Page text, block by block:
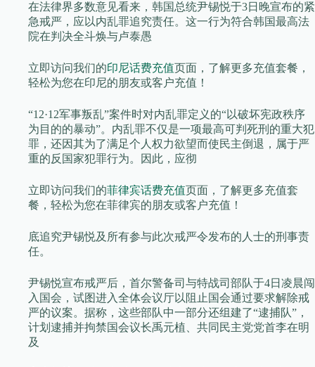
在法律界多数意见看来，韩国总统尹锡悦于3日晚宣布的紧
急戒严，应以内乱罪追究责任。这一行为符合韩国最高法
院在判决全斗焕与卢泰愚
立即访问我们的印尼话费充值页面，了解更多充值套餐，
轻松为您在印尼的朋友或客户充值！
“12·12军事叛乱”案件时对内乱罪定义的“以破坏宪政秩序
为目的的暴动”。内乱罪不仅是一项最高可判死刑的重大犯
罪，还因其为了满足个人权力欲望而使民主倒退，属于严
重的反国家犯罪行为。因此，应彻
立即访问我们的菲律宾话费充值页面，了解更多充值套
餐，轻松为您在菲律宾的朋友或客户充值！
底追究尹锡悦及所有参与此次戒严令发布的人士的刑事责
任。
尹锡悦宣布戒严后，首尔警备司与特战司部队于4日凌晨闯
入国会，试图进入全体会议厅以阻止国会通过要求解除戒
严的议案。据称，这些部队中一部分还组建了“逮捕队”，
计划逮捕并拘禁国会议长禹元植、共同民主党党首李在明
及